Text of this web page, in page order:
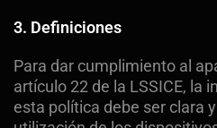
3. Definiciones
Para dar cumplimiento al
artículo 22 de la LSSICE, la
esta política debe ser clara